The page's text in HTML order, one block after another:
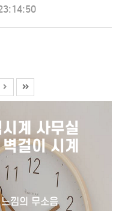
계 사무실
걸이 시계
낌의 무소음